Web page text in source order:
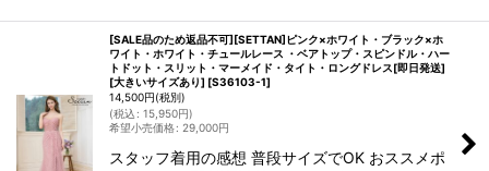
[SALE品のため返品不可][SETTAN]ピンク×ホワイト・ブラック×ホ
ワイト・ホワイト・チュールレース ・ベアトップ・スピンドル・ハー
トドット・スリット・マーメイド・タイト・ロングドレス[即日発送]
[大きいサイズあり] [S36103-1]
14,500円(税別)
(税込: 15,950円)
希望小売価格: 29,000円
スタッフ着用の感想 普段サイズでOK おススメポ